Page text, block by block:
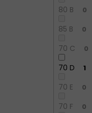
80 B 0
85 B 0
70 C 0
70 D 1
70 E 0
70 F 0